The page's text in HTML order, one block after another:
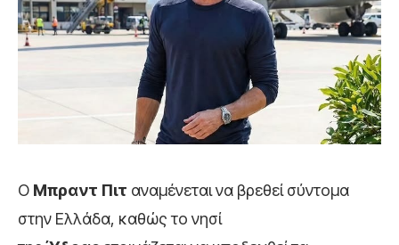
Ο Μπραντ Πιτ αναμένεται να βρεθεί σύντομα
στην Ελλάδα, καθώς το νησί